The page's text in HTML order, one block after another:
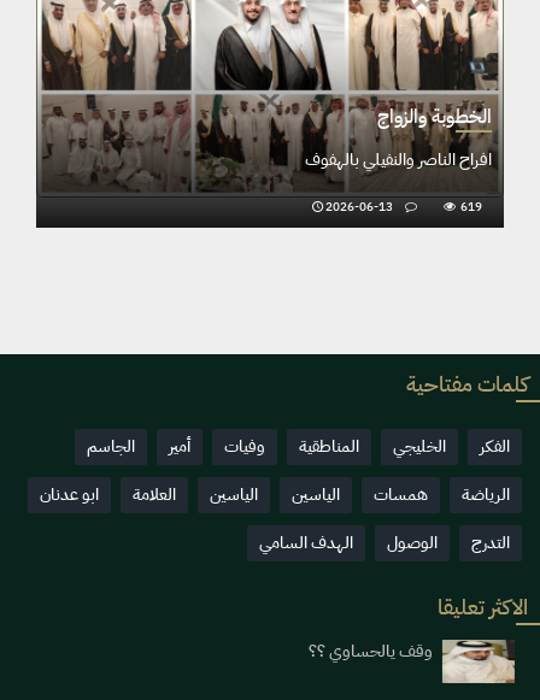
الخطوبة والزواج
افراح الناصر والنفيلي بالهفوف
2026-06-13 619
كلمات مفتاحية
الفكر الخليجي المناطقية وفيات أمير
الجاسم
الرياضة
همسات الياسين الياسين العلامة
ابو عدنان
التدرج
الوصول الهدف السامي
الاكثر تعليقا
وقف يالحساوي ؟؟